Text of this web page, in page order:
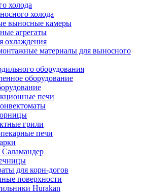
холода
холода
выносные камеры
агрегаты
охлаждения
материалы для выносного
оборудования
оборудование
печи
грили
печи
для корн-догов
поверхности
Hurakan